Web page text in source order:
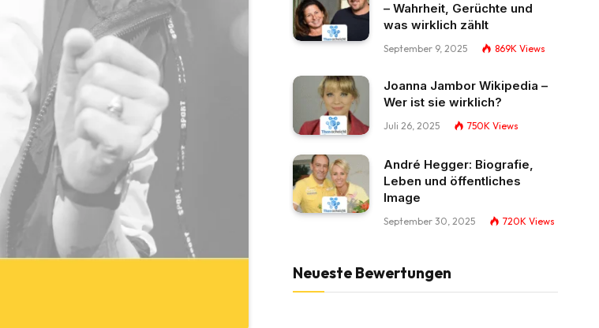
– Wahrheit, Gerüchte und
was wirklich zählt
September 9, 2025 869K Views
Joanna Jambor Wikipedia –
Wer ist sie wirklich?
Juli 26, 2025 750K Views
André Hegger: Biografie,
Leben und öffentliches
Image
September 30, 2025 720K Views
Neueste Bewertungen